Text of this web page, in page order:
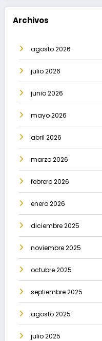
Archivos
agosto 2026
julio 2026
junio 2026
mayo 2026
abril 2026
marzo 2026
febrero 2026
enero 2026
diciembre 2025
noviembre 2025
octubre 2025
septiembre 2025
agosto 2025
julio 2025